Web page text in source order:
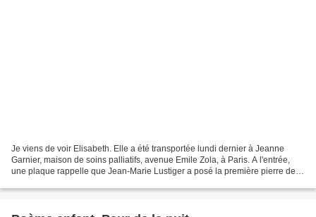
Je viens de voir Elisabeth. Elle a été transportée lundi dernier à Jeanne
Garnier, maison de soins palliatifs, avenue Emile Zola, à Paris. A l'entrée,
une plaque rappelle que Jean-Marie Lustiger a posé la première pierre de